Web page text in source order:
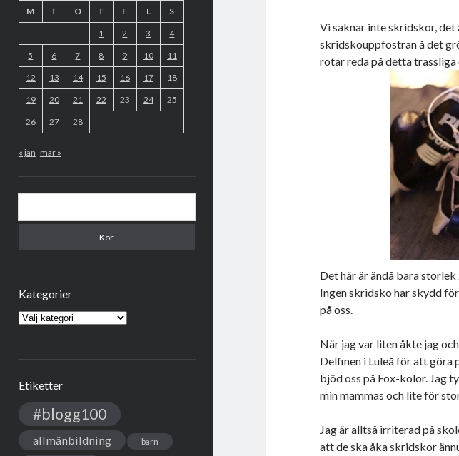
M T O T F L S
1 2 3 4
5 6 7 8 9 10 11
12 13 14 15 16 17 18
19 20 21 22 23 24 25
26 27 28
« jan mar »
Kategorier
Kategorier
Etiketter
#blogg100
allmänbildning barn
Vi saknar inte skridskor,
skridskouppfostran å det
rotar reda på detta
Det här är ändå bara
Ingen skridsko har skydd
på oss.
När jag var liten åkte jag
Delfinen i Luleå för att göra
bjöd oss på Fox-kolor. Jag
min mammas och lite för
Jag är alltså irriterad på
att de ska åka skridskor